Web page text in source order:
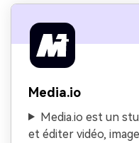
Media.io
Media.io est un
et éditer vidéo,